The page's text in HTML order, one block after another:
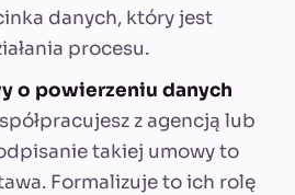
danych, który jest
procesu.
o powierzeniu danych
z agencją lub
takiej umowy to
Formalizuje to ich rolę